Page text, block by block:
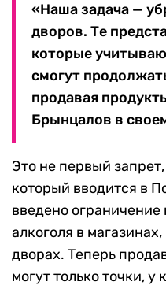
«Наша задача —
дворов. Те
которые
смогут
продавая
Брынцалов в
Это не первый
который вводится в
введено
алкоголя в
дворах. Теперь
могут только точки,